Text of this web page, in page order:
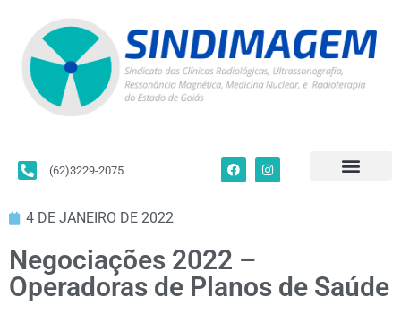
(62)3229-2075
4 DE JANEIRO DE 2022
Negociações 2022 –
Operadoras de Planos de Saúde